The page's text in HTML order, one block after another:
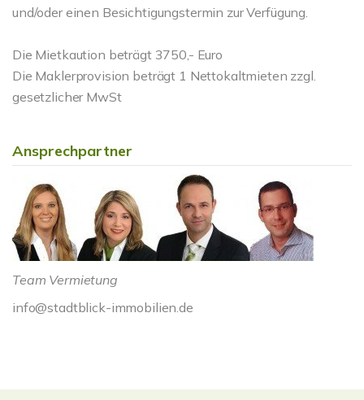
und/oder einen Besichtigungstermin zur Verfügung.
Die Mietkaution beträgt 3750,- Euro
Die Maklerprovision beträgt 1 Nettokaltmieten zzgl.
gesetzlicher MwSt
Ansprechpartner
Team Vermietung
info@stadtblick-immobilien.de